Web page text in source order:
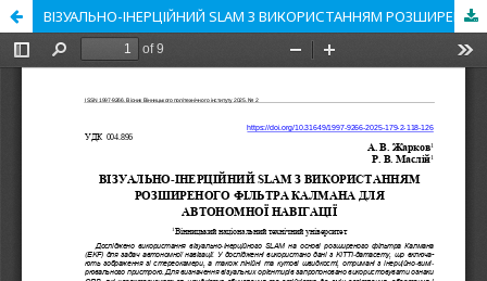
ВІЗУАЛЬНО-ІНЕРЦІЙНИЙ SLAM З ВИКОРИСТАННЯМ РОЗШИРЕНОГО ФІЛЬТРА КАЛМАНА ДЛЯ АВТОНОМНОЇ НАВІГАЦІЇ